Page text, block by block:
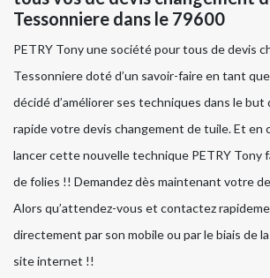
Tessonniere dans le 79600
PETRY Tony une société pour tous de devis
Tessonniere doté d’un savoir-faire en tant
décidé d’améliorer ses techniques dans le but
rapide votre devis changement de tuile. Et en
lancer cette nouvelle technique PETRY Tony
de folies !! Demandez dès maintenant votre
Alors qu’attendez-vous et contactez
directement par son mobile ou par le biais de
site internet !!